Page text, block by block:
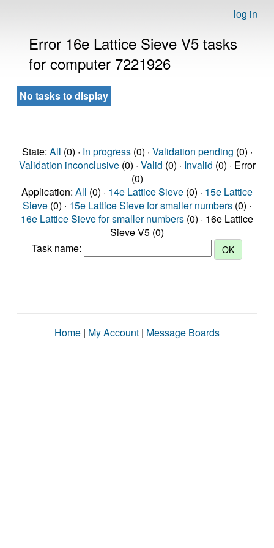
log in
Error 16e Lattice Sieve V5 tasks
for computer 7221926
No tasks to display
State: All (0) · In progress(0) · Validation pending (0) ·
Validation inconclusive(0) · Valid (0) · Invalid (0) · Error
(0)
Application: All (0) · 14e Lattice Sieve (0) · 15e Lattice
Sieve (0) · 15e Lattice Sieve for smaller numbers (0) ·
16e Lattice Sieve for smaller numbers (0) · 16e Lattice
Sieve V5 (0)
Task name:
Home | My Account | Message Boards